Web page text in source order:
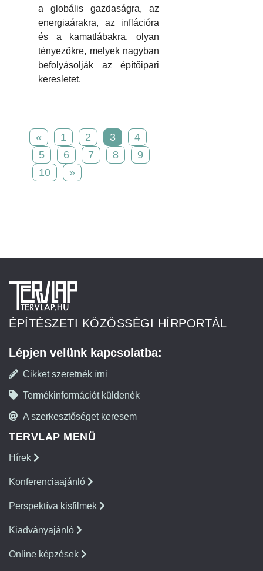
a globális gazdaságra, az
energiaárakra, az inflációra
és a kamatlábakra, olyan
tényezőkre, melyek nagyban
befolyásolják az építőipari
keresletet.
« 1 2 3
4
5
6 7 8
9
10
»
ÉPÍTÉSZETI KÖZÖSSÉGI HÍRPORTÁL
Lépjen velünk kapcsolatba:
Cikket szeretnék írni
Termékinformációt küldenék
A szerkesztőséget keresem
TERVLAP MENÜ
Hírek
Konferenciaajánló
Perspektíva kisfilmek
Kiadványajánló
Online képzések